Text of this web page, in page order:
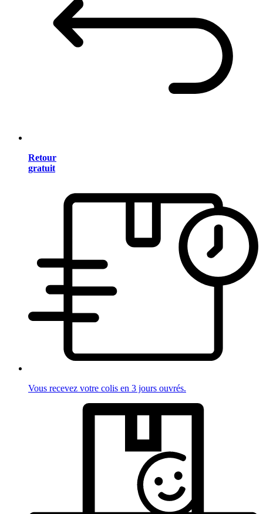
Retour
gratuit
Vous recevez votre colis en 3 jours ouvrés.